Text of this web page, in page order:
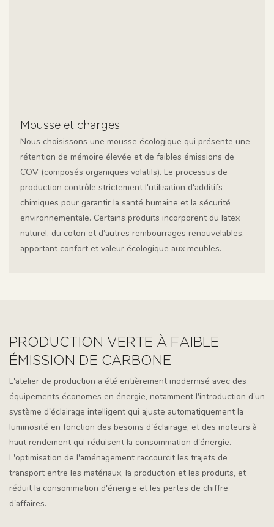
Mousse et charges
Nous choisissons une mousse écologique qui présente une
rétention de mémoire élevée et de faibles émissions de
COV (composés organiques volatils). Le processus de
production contrôle strictement l'utilisation d'additifs
chimiques pour garantir la santé humaine et la sécurité
environnementale. Certains produits incorporent du latex
naturel, du coton et d’autres rembourrages renouvelables,
apportant confort et valeur écologique aux meubles.
PRODUCTION VERTE À FAIBLE
ÉMISSION DE CARBONE
L'atelier de production a été entièrement modernisé avec des
équipements économes en énergie, notamment l'introduction d'un
système d'éclairage intelligent qui ajuste automatiquement la
luminosité en fonction des besoins d'éclairage, et des moteurs à
haut rendement qui réduisent la consommation d'énergie.
L'optimisation de l'aménagement raccourcit les trajets de
transport entre les matériaux, la production et les produits, et
réduit la consommation d'énergie et les pertes de chiffre
d'affaires.